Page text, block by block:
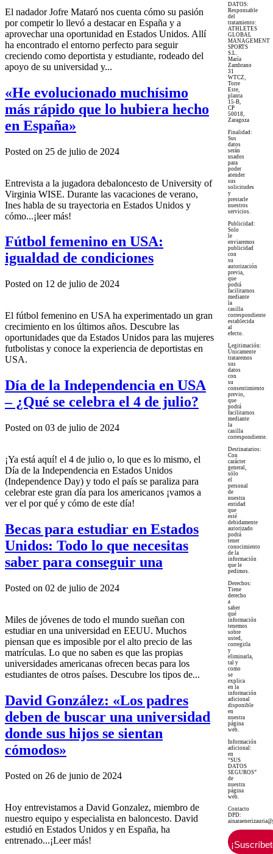
El nadador Jofre Mataró nos cuenta cómo su pasión
por competir lo llevó a destacar en España y a
aprovechar una oportunidad en Estados Unidos. Allí
ha encontrado el entorno perfecto para seguir
creciendo como deportista y estudiante, rodeado del
apoyo de su universidad y...
«He evolucionado muchísimo
más rápido que lo hubiera hecho
en España»
Posted on 25 de julio de 2024
Entrevista a la jugadora debaloncesto de University of
Virginia WISE. Durante las vacaciones de verano,
Ines habla de su trayectoria en Estados Unidos y
cómo...¡leer más!
Fútbol femenino en USA:
igualdad de condiciones
Posted on 12 de julio de 2024
El fútbol femenino en USA ha experimentado un gran
crecimiento en los últimos años. Descubre las
oportunidades que da Estados Unidos para las mujeres
futbolistas y conoce la experiencia de deportistas en
USA.
Día de la Independencia en USA
– ¿Qué se celebra el 4 de julio?
Posted on 03 de julio de 2024
¡Ya está aquí! el 4 de julio o, lo que es lo mismo, el
Día de la Independencia en Estados Unidos
(Independence Day) y todo el país se paraliza para
celebrar este gran día para los americanos ¡vamos a
ver el por qué y cómo de este día!
Becas para estudiar en Estados
Unidos: Todo lo que necesitas
saber para conseguir una
Posted on 02 de julio de 2024
Miles de jóvenes de todo el mundo sueñan con
estudiar en una universidad en EEUU. Muchos
piensan que es imposible por el alto precio de las
matrículas. Lo que no saben es que las propias
universidades americanas ofrecen becas para los
estudiantes de otros países. Descubre los tipos de...
David González: «Los padres
deben de buscar una universidad
donde sus hijos se sientan
cómodos»
Posted on 26 de junio de 2024
Hoy entrevistamos a David Gonzalez, miembro de
nuestro equipo y especialista en baloncesto. David
estudió en Estados Unidos y en España, ha
entrenado...¡Leer más!
DATOS:
Responsable
del
tratamiento:
ATHLETES
GLOBAL
MANAGEMENT
SPORTS
S.L.
María
Zambrano
31
WTCZ,
Torre
Este,
planta
15-B,
CP
50018,
Zaragoza
Finalidad:
Sus
datos
serán
usados
para
poder
atender
sus
solicitudes
y
prestarle
nuestros
servicios.
Publicidad:
Solo
le
enviaremos
publicidad
con
su
autorización
previa,
que
podrá
facilitarnos
mediante
la
casilla
correspondiente
establecida
al
efecto.
Legitimación:
Únicamente
trataremos
sus
datos
con
su
consentimiento
previo,
que
podrá
facilitarnos
mediante
la
casilla
correspondiente.
Destinatarios:
Con
carácter
general,
sólo
el
personal
de
nuestra
entidad
que
esté
debidamente
autorizado
podrá
tener
conocimiento
de la
información
que le
pedimos.
Derechos:
Tiene
derecho
a
saber
qué
información
tenemos
sobre
usted,
corregirla
y
eliminarla,
tal y
como
se
explica
en la
información
adicional
disponible
en
nuestra
página
web.
Información
adicional:
en
“SUS
DATOS
SEGUROS”
de
nuestra
página
web.
Contacto
DPD: